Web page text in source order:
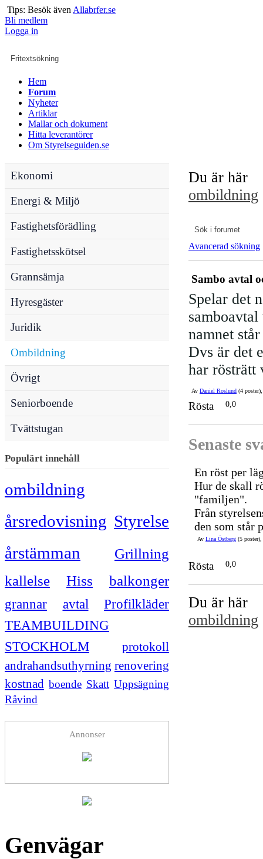
Tips: Besök även Allabrfer.se
Bli medlem
Logga in
Hem
Forum
Nyheter
Artiklar
Mallar och dokument
Hitta leverantörer
Om Styrelseguiden.se
Ekonomi
Energi & Miljö
Fastighetsförädling
Fastighetsskötsel
Grannsämja
Hyresgäster
Juridik
Ombildning
Övrigt
Seniorboende
Tvättstugan
Populärt innehåll
ombildning
årsredovisning Styrelse
årstämman
Grillning
kallelse
Hiss balkonger
grannar avtal
Profilkläder
TEAMBUILDING
STOCKHOLM
protokoll
andrahandsuthyrning renovering
kostnad boende Skatt Uppsägning
Råvind
Annonser
Du är här
ombildning
Avancerad sökning
Sambo avtal
Spelar det
namnet
Dvs är det
har rösträtt
Av Daniel Roslund (4
Rösta 0,0
Senaste
En röst per
Hur de skall
"familjen".
Från
den som står
Av Lina Östberg (5
Rösta 0,0
Du är här
ombildning
Genvägar